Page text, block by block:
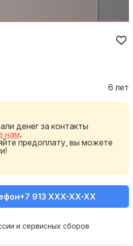
6 лет
денег за контакты
нам.
предоплату, вы можете
+7 913 XXX-XX-XX
и сервисных сборов